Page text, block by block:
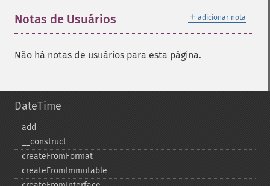
＋ adicionar nota
Notas de Usuários
Não há notas de usuários para esta página.
DateTime
add
_​_​construct
createFromFormat
createFromImmutable